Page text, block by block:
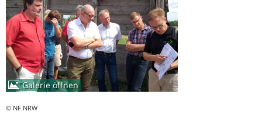
Galerie öffnen
© NF NRW